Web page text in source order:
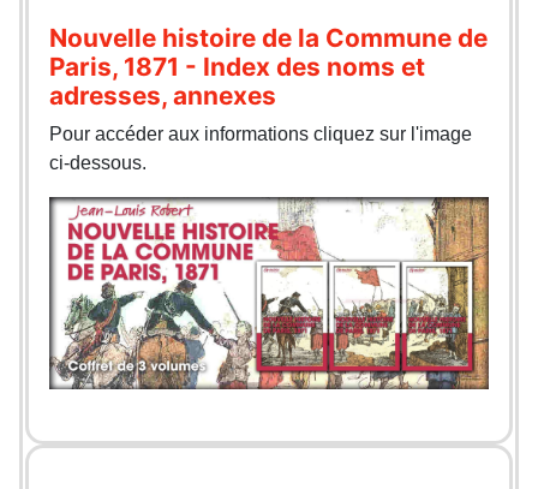
Nouvelle histoire de la Commune de
Paris, 1871 - Index des noms et
adresses, annexes
Pour accéder aux informations cliquez sur l'image
ci-dessous.